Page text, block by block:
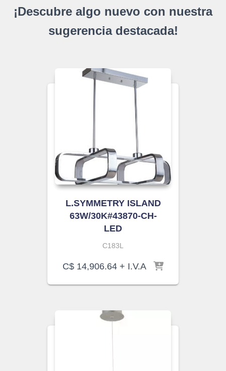
¡Descubre algo nuevo con nuestra
sugerencia destacada!
L.SYMMETRY ISLAND
63W/30K#43870-CH-
LED
C183L
C$ 14,906.64 + I.V.A